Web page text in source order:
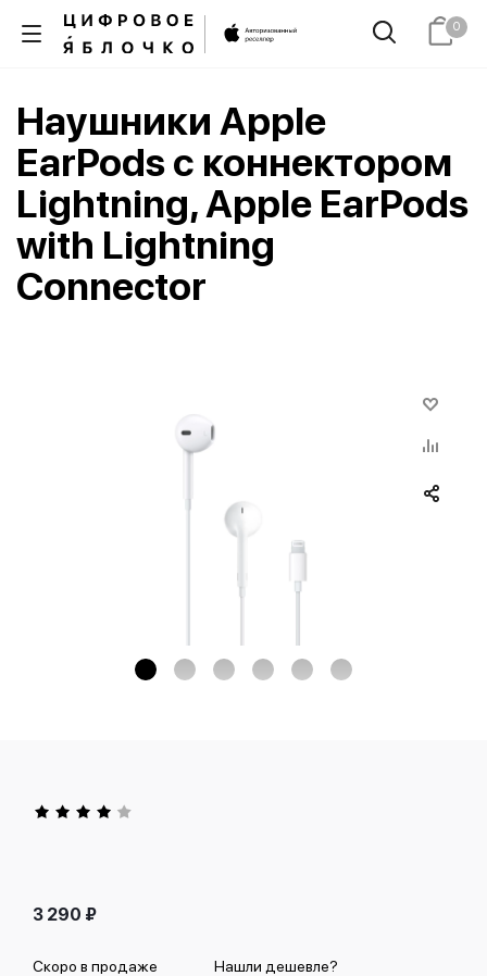
0
Наушники Apple
EarPods с коннектором
Lightning, Apple EarPods
with Lightning
Connector
3 290 ₽
Скоро в продаже Нашли дешевле?